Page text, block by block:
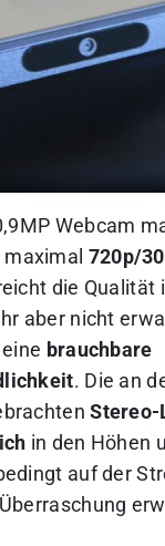
Webcam
720p/
die Qualität
aber nicht
brauchbare
. Die an
Stereo-
in den Höhen
auf der